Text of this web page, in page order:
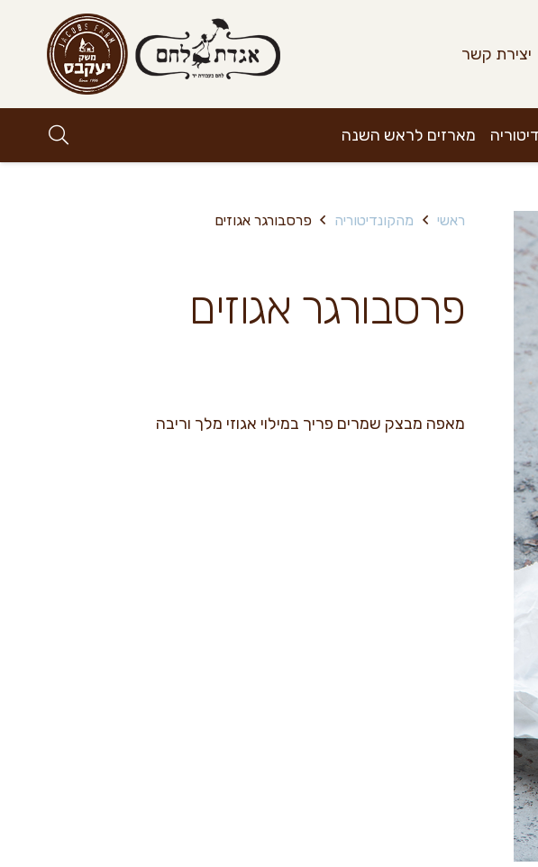
יצירת קשר
מארזים לראש השנה
ראשי מהקונדיטוריה פרסבורגר אגוזים
פרסבורגר אגוזים
מאפה מבצק שמרים פריך במילוי אגוזי מלך וריבה